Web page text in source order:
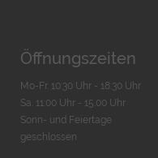
Öffnungszeiten
Mo-Fr. 10:30 Uhr - 18:30 Uhr
Sa. 11:00 Uhr - 15.00 Uhr
Sonn- und Feiertage
geschlossen